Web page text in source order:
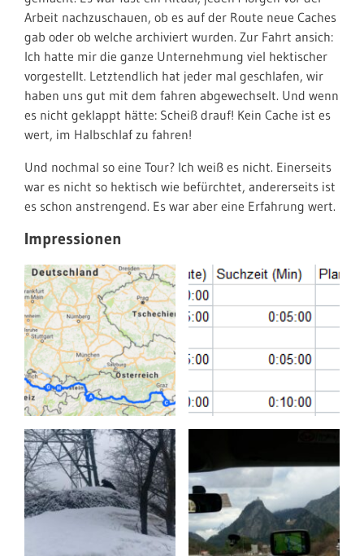
Arbeit nachzuschauen, ob es auf der Route neue Caches
gab oder ob welche archiviert wurden. Zur Fahrt ansich:
Ich hatte mir die ganze Unternehmung viel hektischer
vorgestellt. Letztendlich hat jeder mal geschlafen, wir
haben uns gut mit dem fahren abgewechselt. Und wenn
es nicht geklappt hätte: Scheiß drauf! Kein Cache ist es
wert, im Halbschlaf zu fahren!
Und nochmal so eine Tour? Ich weiß es nicht. Einerseits
war es nicht so hektisch wie befürchtet, andererseits ist
es schon anstrengend. Es war aber eine Erfahrung wert.
Impressionen